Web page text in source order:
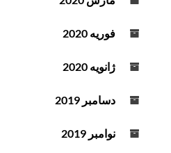
فوریه 2020
ژانویه 2020
دسامبر 2019
نوامبر 2019